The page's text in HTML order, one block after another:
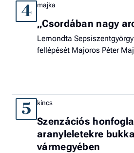
4 majka
„Csordában nagy
Lemondta
fellépését Majoros Péter
5 kincs
Szenzációs
aranyleletekre
vármegyében